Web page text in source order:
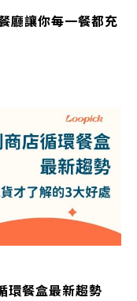
廳讓你每一餐都充
環餐盒最新趨勢